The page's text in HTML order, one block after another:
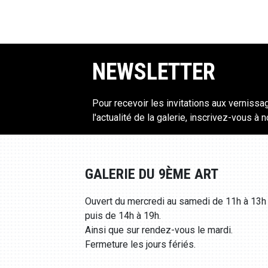
NEWSLETTER
Pour recevoir les invitations aux
l'actualité de la galerie, inscrivez-vous à
GALERIE DU 9ÈME ART
Ouvert du mercredi au samedi de 11h à 13h
puis de 14h à 19h.
Ainsi que sur rendez-vous le mardi.
Fermeture les jours fériés.